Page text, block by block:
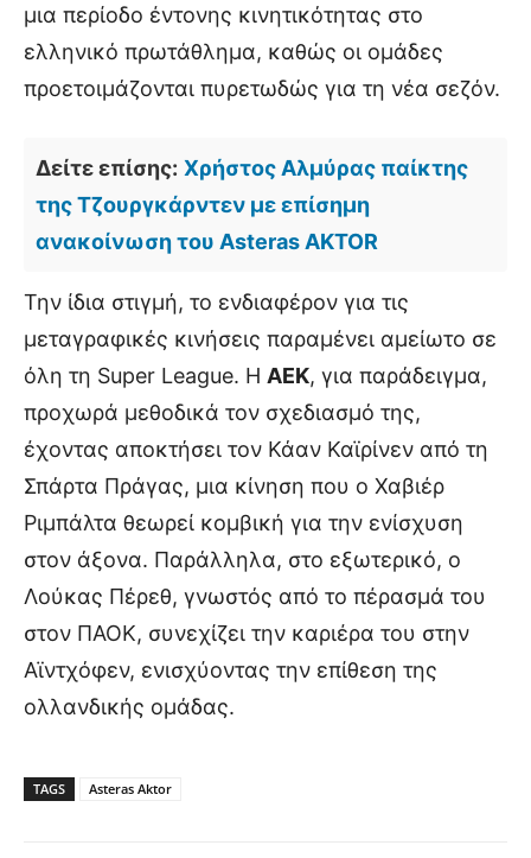
μια περίοδο έντονης κινητικότητας στο
ελληνικό πρωτάθλημα, καθώς οι ομάδες
προετοιμάζονται πυρετωδώς για τη νέα σεζόν.
Δείτε επίσης: Χρήστος Αλμύρας παίκτης
της Τζουργκάρντεν με επίσημη
ανακοίνωση του Asteras AKTOR
Την ίδια στιγμή, το ενδιαφέρον για τις
μεταγραφικές κινήσεις παραμένει αμείωτο σε
όλη τη Super League. Η ΑΕΚ, για παράδειγμα,
προχωρά μεθοδικά τον σχεδιασμό της,
έχοντας αποκτήσει τον Κάαν Καϊρίνεν από τη
Σπάρτα Πράγας, μια κίνηση που ο Χαβιέρ
Ριμπάλτα θεωρεί κομβική για την ενίσχυση
στον άξονα. Παράλληλα, στο εξωτερικό, ο
Λούκας Πέρεθ, γνωστός από το πέρασμά του
στον ΠΑΟΚ, συνεχίζει την καριέρα του στην
Αϊντχόφεν, ενισχύοντας την επίθεση της
ολλανδικής ομάδας.
TAGS Asteras Aktor